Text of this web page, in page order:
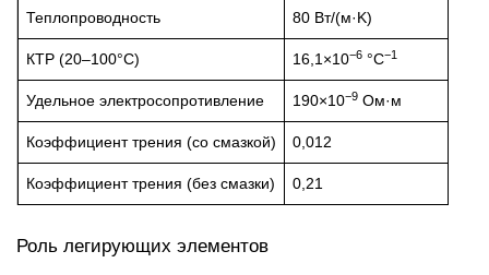
Теплопроводность 80 Вт/(м·K)
КТР (20–100°C) 16,1×10−6 °C−1
Удельное электросопротивление 190×10−9 Ом·м
Коэффициент трения (со смазкой) 0,012
Коэффициент трения (без смазки) 0,21
Роль легирующих элементов